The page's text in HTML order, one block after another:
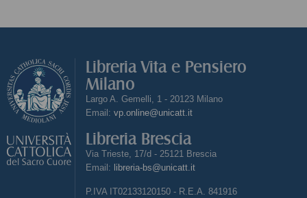
Libreria Vita e Pensiero
Milano
Largo A. Gemelli, 1 - 20123 Milano
Email: vp.online@unicatt.it
Libreria Brescia
Via Trieste, 17/d - 25121 Brescia
Email: libreria-bs@unicatt.it
P.IVA IT02133120150 - R.E.A. 841916